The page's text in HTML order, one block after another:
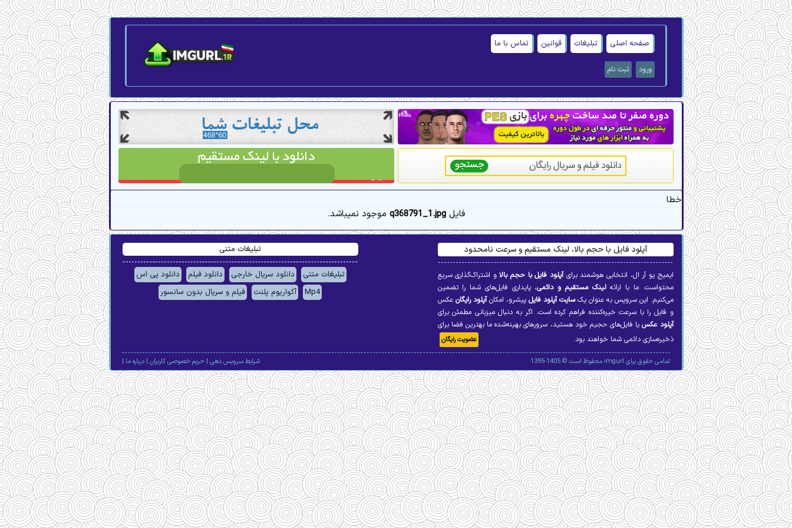
صفحه اصلی تبلیغات قوانین تماس با ما
ورود ثبت نام
خطا
q368791_1.jpg فایل
تبلیغات متنی
تبلیغات متنی دانلود سریال خارجی دانلود فیلم
دانلود پی اس
Mp4
آکواریوم پلنت فیلم و سریال بدون سانسور
آپلود فایل با حجم بالا، لینک مستقیم و سرعت نامحدود
ایمیج یو آر ال، انتخابی هوشمند برایآپلود فایل با حجم بالاو اشتراک‌گذاری سریع
محتواست. ما با ارائهلینک مستقیم و دائمی، پایداری فایل‌های شما را تضمین
می‌کنیم. این سرویس به عنوان یکسایت آپلود فایل پیشرو، امکانآپلود رایگان عکس
و فایل را با سرعت خیره‌کننده فراهم کرده است. اگر به دنبال میزبانی مطمئن برای
آپلود عکسیا فایل‌های حجیم خود هستید، سرورهای بهینه‌شده ما بهترین فضا برای
ذخیره‌سازی دائمی شما خواهند بود.
عضویت رایگان
تمامی حقوق برای imgurl محفوظ است.© 1405-1395 شرایط سرویس دهی |حریم خصوصی کاربران |درباره ما |